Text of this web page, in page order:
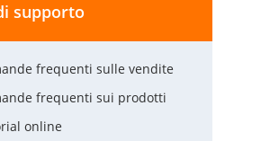
supporto
frequenti sulle vendite
frequenti sui prodotti
online